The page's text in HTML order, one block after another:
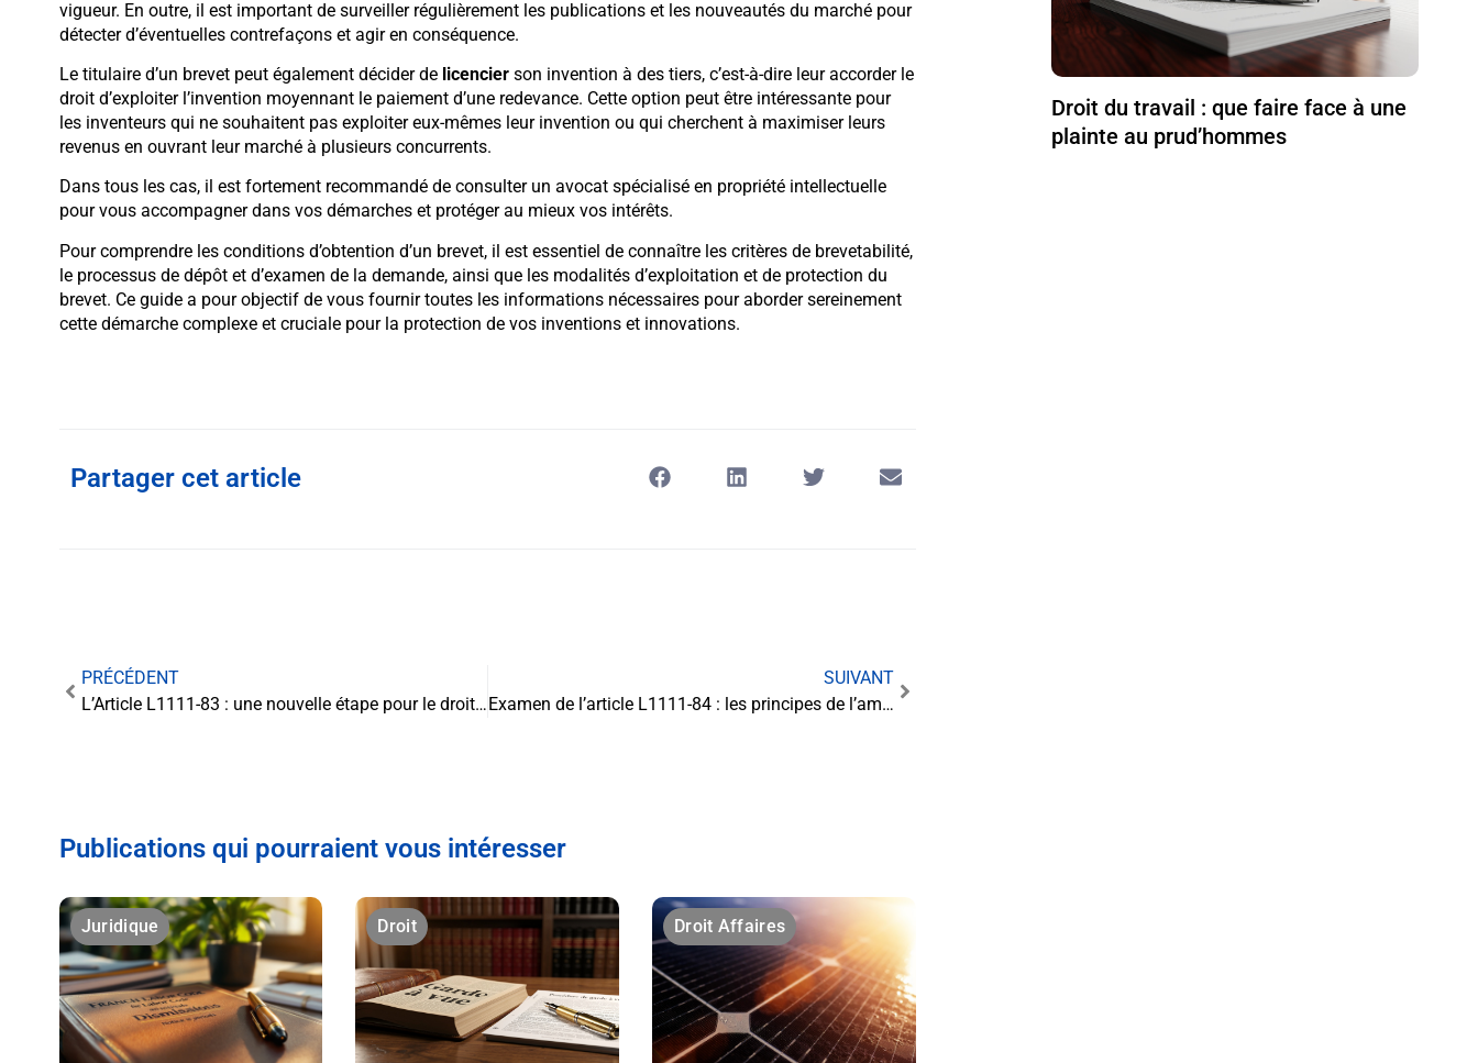
vigueur. En outre, il est important de surveiller régulièrement les publications et les nouveautés du marché pour
détecter d’éventuelles contrefaçons et agir en conséquence.
Le titulaire d’un brevet peut également décider de licencierson invention à des tiers, c’est-à-dire leur accorder le
droit d’exploiter l’invention moyennant le paiement d’une redevance. Cette option peut être intéressante pour
les inventeurs qui ne souhaitent pas exploiter eux-mêmes leur invention ou qui cherchent à maximiser leurs
revenus en ouvrant leur marché à plusieurs concurrents.
Dans tous les cas, il est fortement recommandé de consulter un avocat spécialisé en propriété intellectuelle
pour vous accompagner dans vos démarches et protéger au mieux vos intérêts.
Pour comprendre les conditions d’obtention d’un brevet, il est essentiel de connaître les critères de brevetabilité,
le processus de dépôt et d’examen de la demande, ainsi que les modalités d’exploitation et de protection du
brevet. Ce guide a pour objectif de vous fournir toutes les informations nécessaires pour aborder sereinement
cette démarche complexe et cruciale pour la protection de vos inventions et innovations.
Partager cet article
PRÉCÉDENT
L’Article L1111-83 : une nouvelle étape pour le droit de la preuve
SUIVANT
Examen de l’article L1111-84 : les principes de l’amnistie
Publications qui pourraient vous intéresser
Juridique Droit Droit Affaires
Droit du travail : que faire face à une
plainte au prud’hommes